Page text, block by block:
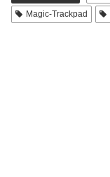
Magic-Trackpad